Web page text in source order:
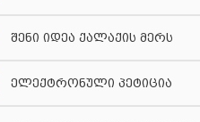
შენი იდეა ქალაქის მერს
ელექტრონული პეტიცია